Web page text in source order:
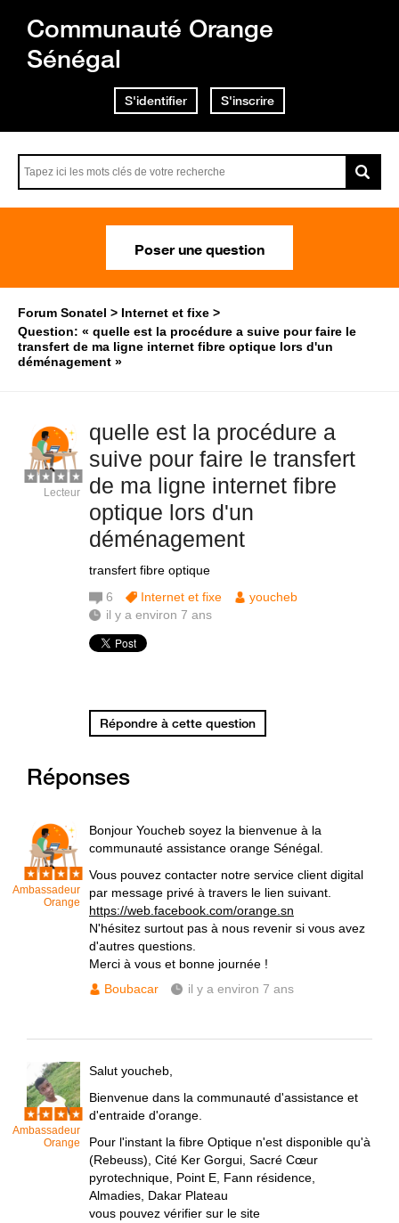
Communauté Orange
Sénégal
S'identifier S'inscrire
Poser une question
Forum Sonatel
Internet et fixe
Question: « quelle est la procédure a suive pour faire le
transfert de ma ligne internet fibre optique lors d'un
déménagement »
quelle est la procédure a
suive pour faire le transfert
de ma ligne internet fibre
optique lors d'un
déménagement
transfert fibre optique
Lecteur
6 Internet et fixe
youcheb
il y a environ 7 ans
Répondre à cette question
Réponses
Ambassadeur
Orange
Bonjour Youcheb soyez la bienvenue à la
communauté assistance orange Sénégal.
Vous pouvez contacter notre service client digital
par message privé à travers le lien suivant.
https://web.facebook.com/orange.sn
N'hésitez surtout pas à nous revenir si vous avez
d'autres questions.
Merci à vous et bonne journée !
Boubacar
il y a environ 7 ans
Ambassadeur
Orange
Salut youcheb,
Bienvenue dans la communauté d'assistance et
d'entraide d'orange.
Pour l'instant la fibre Optique n'est disponible qu'à
(Rebeuss), Cité Ker Gorgui, Sacré Cœur
pyrotechnique, Point E, Fann résidence,
Almadies, Dakar Plateau
vous pouvez vérifier sur le site